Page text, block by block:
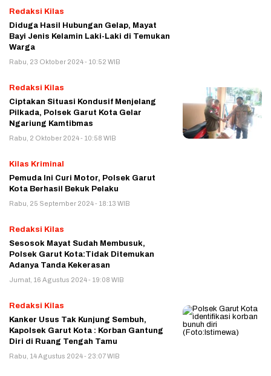
Redaksi Kilas
Diduga Hasil Hubungan Gelap, Mayat
Bayi Jenis Kelamin Laki-Laki di Temukan
Warga
Rabu, 23 Oktober 2024 - 10:52 WIB
Redaksi Kilas
Ciptakan Situasi Kondusif Menjelang
Pilkada, Polsek Garut Kota Gelar
Ngariung Kamtibmas
Rabu, 2 Oktober 2024 - 10:58 WIB
Kilas Kriminal
Pemuda Ini Curi Motor, Polsek Garut
Kota Berhasil Bekuk Pelaku
Rabu, 25 September 2024 - 18:13 WIB
Redaksi Kilas
Sesosok Mayat Sudah Membusuk,
Polsek Garut Kota:Tidak Ditemukan
Adanya Tanda Kekerasan
Jumat, 16 Agustus 2024 - 19:08 WIB
Redaksi Kilas
Kanker Usus Tak Kunjung Sembuh,
Kapolsek Garut Kota : Korban Gantung
Diri di Ruang Tengah Tamu
Rabu, 14 Agustus 2024 - 23:07 WIB